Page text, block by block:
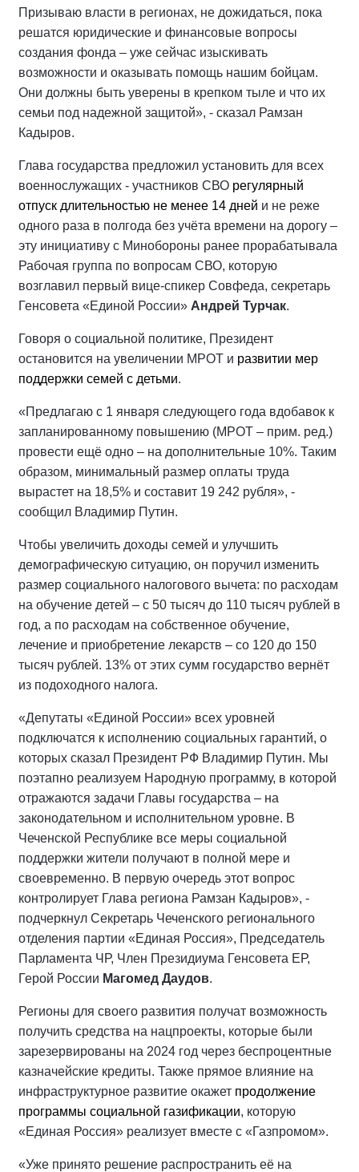
Призываю власти в регионах, не дожидаться, пока
решатся юридические и финансовые вопросы
создания фонда – уже сейчас изыскивать
возможности и оказывать помощь нашим бойцам.
Они должны быть уверены в крепком тыле и что их
семьи под надежной защитой», - сказал Рамзан
Кадыров.
Глава государства предложил установить для всех
военнослужащих - участников СВО регулярный
отпуск длительностью не менее 14 дней и не реже
одного раза в полгода без учёта времени на дорогу –
эту инициативу с Минобороны ранее прорабатывала
Рабочая группа по вопросам СВО, которую
возглавил первый вице-спикер Совфеда, секретарь
Генсовета «Единой России» Андрей Турчак.
Говоря о социальной политике, Президент
остановится на увеличении МРОТ и развитии мер
поддержки семей с детьми.
«Предлагаю с 1 января следующего года вдобавок к
запланированному повышению (МРОТ – прим. ред.)
провести ещё одно – на дополнительные 10%. Таким
образом, минимальный размер оплаты труда
вырастет на 18,5% и составит 19 242 рубля», -
сообщил Владимир Путин.
Чтобы увеличить доходы семей и улучшить
демографическую ситуацию, он поручил изменить
размер социального налогового вычета: по расходам
на обучение детей – с 50 тысяч до 110 тысяч рублей в
год, а по расходам на собственное обучение,
лечение и приобретение лекарств – со 120 до 150
тысяч рублей. 13% от этих сумм государство вернёт
из подоходного налога.
«Депутаты «Единой России» всех уровней
подключатся к исполнению социальных гарантий, о
которых сказал Президент РФ Владимир Путин. Мы
поэтапно реализуем Народную программу, в которой
отражаются задачи Главы государства – на
законодательном и исполнительном уровне. В
Чеченской Республике все меры социальной
поддержки жители получают в полной мере и
своевременно. В первую очередь этот вопрос
контролирует Глава региона Рамзан Кадыров», -
подчеркнул Секретарь Чеченского регионального
отделения партии «Единая Россия», Председатель
Парламента ЧР, Член Президиума Генсовета ЕР,
Герой России Магомед Даудов.
Регионы для своего развития получат возможность
получить средства на нацпроекты, которые были
зарезервированы на 2024 год через беспроцентные
казначейские кредиты. Также прямое влияние на
инфраструктурное развитие окажет продолжение
программы социальной газификации, которую
«Единая Россия» реализует вместе с «Газпромом».
«Уже принято решение распространить её на